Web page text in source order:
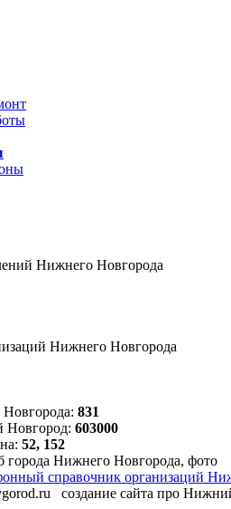
Нижнего Новгорода
Нижнего Новгорода
831
Новгород: 603000
52, 152
справочник организаций
создание сайта про